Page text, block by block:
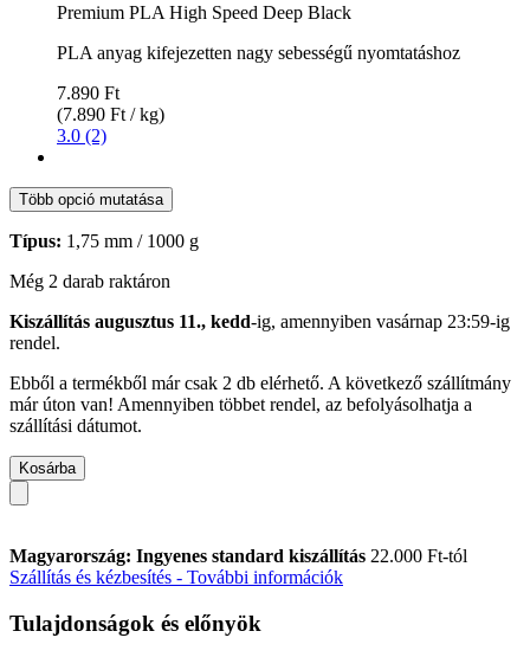
Premium PLA High Speed Deep Black
PLA anyag kifejezetten nagy sebességű nyomtatáshoz
7.890 Ft
(7.890 Ft / kg)
3.0 (2)
Több opció mutatása
Típus: 1,75 mm / 1000 g
Még 2 darab raktáron
Kiszállítás augusztus 11., kedd-ig, amennyiben vasárnap 23:59-ig
rendel.
Ebből a termékből már csak 2 db elérhető. A következő szállítmány
már úton van! Amennyiben többet rendel, az befolyásolhatja a
szállítási dátumot.
Kosárba
Magyarország: Ingyenes standard kiszállítás 22.000 Ft-tól
Szállítás és kézbesítés - További információk
Tulajdonságok és előnyök